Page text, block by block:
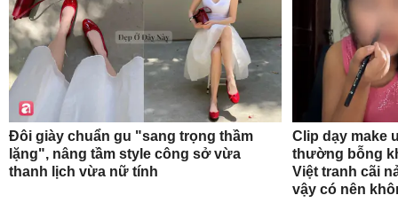
Đôi giày chuẩn gu "sang trọng thầm
lặng", nâng tầm style công sở vừa
thanh lịch vừa nữ tính
Clip dạy make
thường bỗng
Việt tranh cãi
vậy có nên